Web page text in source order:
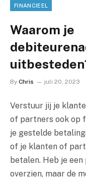
FINANCIEEL
Waarom je
By Chris juli 20, 2023
Verstuur jij je
of partners ook op
je gestelde
of je klanten of
betalen. Heb je
overzien, maar de